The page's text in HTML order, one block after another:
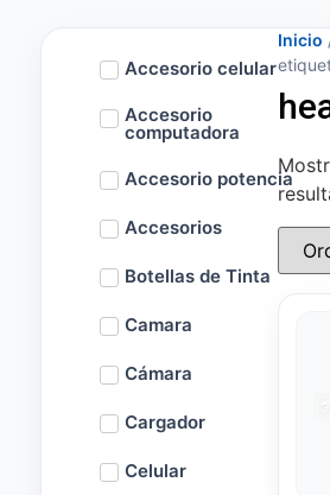
Accesorio celular
Accesorio
computadora
Accesorio potencia
Accesorios
Botellas de Tinta
Camara
Cámara
Cargador
Celular
Inicio